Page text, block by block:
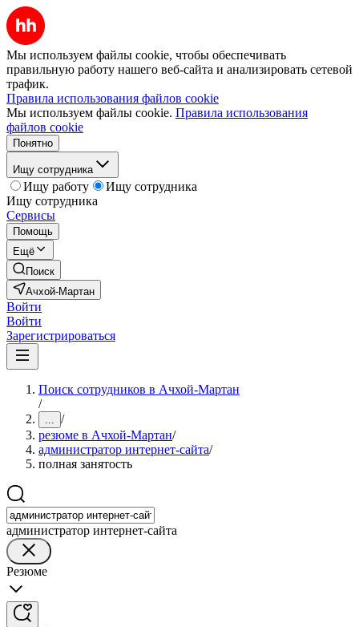
Мы используем файлы cookie, чтобы обеспечивать
правильную работу нашего веб-сайта и анализировать сетевой
трафик.
Правила использования файлов cookie
Мы используем файлы cookie. Правила использования
файлов cookie
Понятно
Ищу сотрудника
Ищу работу
Ищу сотрудника
Ищу сотрудника
Сервисы
Помощь
Ещё
Поиск
Ачхой-Мартан
Войти
Войти
Зарегистрироваться
Поиск сотрудников в Ачхой-Мартан
/
... /
резюме в Ачхой-Мартан/
администратор интернет-сайта/
полная занятость
администратор интернет-сайта
Резюме